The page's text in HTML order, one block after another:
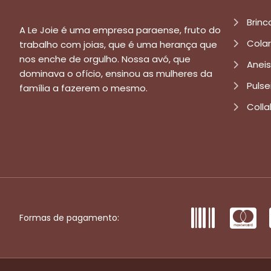
A Le Joie é uma empresa paraense, fruto do
trabalho com joias, que é uma herança que
nos enche de orgulho. Nossa avó, que
dominava o ofício, ensinou as mulheres da
família a fazerem o mesmo.
Aneis
Formas de pagamento: